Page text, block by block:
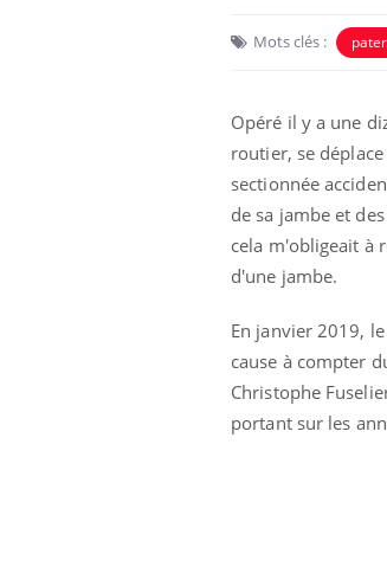
Mots clés :
Opéré il y a une
routier, se
sectionnée
de sa jambe et
cela m'obligeait à
d'une jambe.
En janvier 2019,
cause à compter
Christophe
portant sur les
t-il dans le
France ?
Les
?
change
charge des